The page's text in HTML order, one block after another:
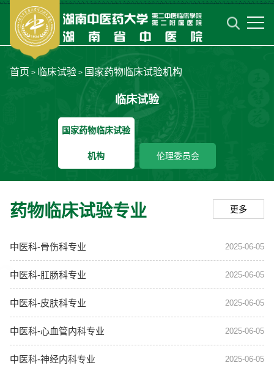
首页 > 临床试验> 国家药物临床试验机构
临床试验
国家药物临床试验
机构 伦理委员会
药物临床试验专业 更多
2025-06-05
中医科-骨伤科专业
2025-06-05
中医科-肛肠科专业
2025-06-05
中医科-皮肤科专业
2025-06-05
中医科-心血管内科专业
2025-06-05
中医科-神经内科专业